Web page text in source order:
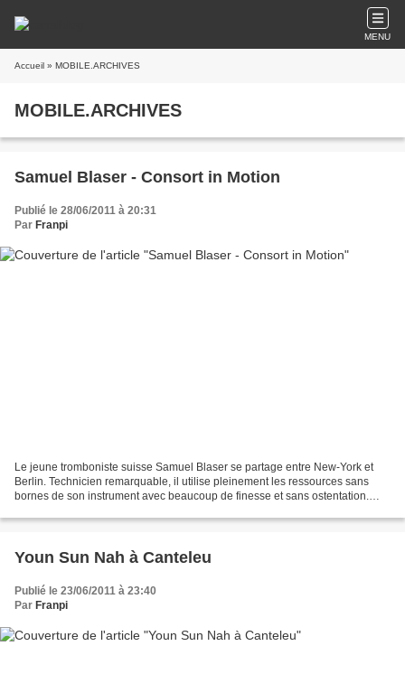
MENU
Accueil » MOBILE.ARCHIVES
MOBILE.ARCHIVES
Samuel Blaser - Consort in Motion
Publié le 28/06/2011 à 20:31
Par Franpi
Le jeune tromboniste suisse Samuel Blaser se partage entre New-York et
Berlin. Technicien remarquable, il utilise pleinement les ressources sans
bornes de son instrument avec beaucoup de finesse et sans ostentation.
Youn Sun Nah à Canteleu
Publié le 23/06/2011 à 23:40
Par Franpi